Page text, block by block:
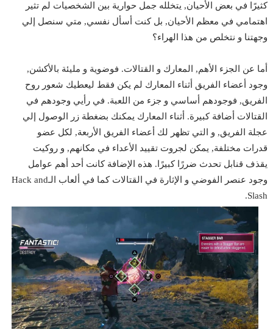
كثيرًا في بعض الأحيان, يتخلله جمل حوارية بين الشخصيات لم تثير
اهتمامي في معظم الأحيان, بل كنت أسأل نفسي, متي سنصل إلي
وجهتنا و نتخلص من هذا الهراء؟
أما عن الجزء الأهم, المعارك و القتالات. فوضوية و مليئة بالأكشن,
وجود أعضاء الفريق أثناء المعارك لم يكن فقط ليعطيك شعور روح
الفريق, فوجودهم أساسي و جزء من اللعبة. في رأيي وجودهم في
القتالات أضافة كبيرة. أثناء المعارك يمكنك بضغطة زر الوصول إلي
عجلة الفريق, و التي تظهر لك أعضاء الفريق الأربعة, لكل عضو
قدرات مختلفة, يمكن لجروت تقييد الأعداء في مكانهم, و روكيت
يقذف قنابل تحدث ضررًا كبيرًا. هذه الإضافة كانت أحد أهم عوامل
وجود عنصر الفوضي و الإثارة في القتالات كما في ألعاب الـHack and
Slash.